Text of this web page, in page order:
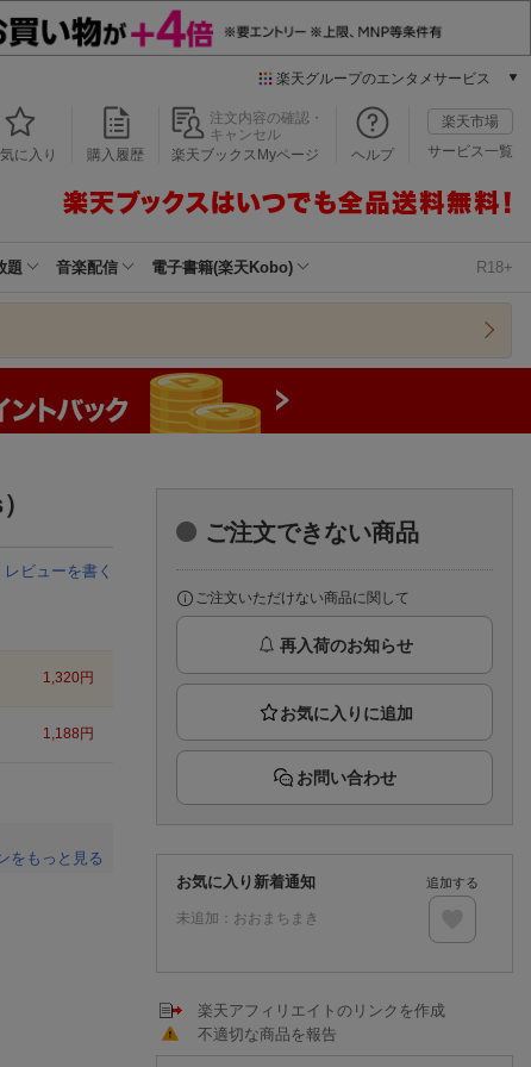
楽天グループのエンタメサービス
本/ゲーム/CD/DVD
楽天ブックス
楽天Kobo
楽天チケット
エンタメニュース
推し楽
に入り 購入履歴
注文内容の確認・
キャンセル
楽天ブックスMyページ
ヘルプ
楽天市場
サービス一覧
題 音楽配信 電子書籍(楽天Kobo) R18+
レビューを書く
1,320円
1,188 円
をもっと見る
ご注文できない商品
ご注文いただけない商品に関して
再入荷のお知らせ
お問い合わせ
お気に入り新着通知
未追加： おおまちまき
追加する
楽天アフィリエイトのリンクを作成
不適切な商品を報告